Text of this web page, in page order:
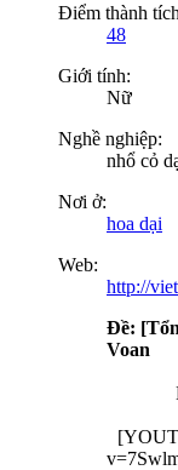
Điểm thành
48
Giới tính:
Nữ
Nghề nghiệp:
nhổ cỏ
Nơi ở:
hoa dại
Web:
http://
Ðề:
Voan